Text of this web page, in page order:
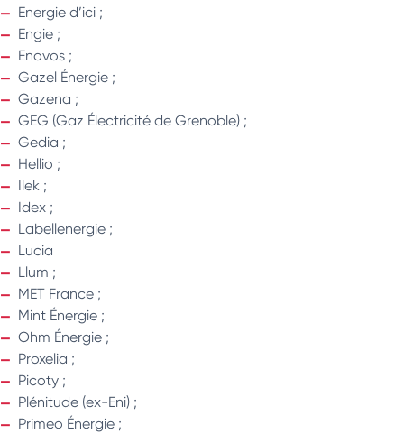
Energie d’ici ;
Engie ;
Enovos ;
Gazel Énergie ;
Gazena ;
GEG (Gaz Électricité de Grenoble) ;
Gedia ;
Hellio ;
Ilek ;
Idex ;
Labellenergie ;
Lucia
Llum ;
MET France ;
Mint Énergie ;
Ohm Énergie ;
Proxelia ;
Picoty ;
Plénitude (ex-Eni) ;
Primeo Énergie ;